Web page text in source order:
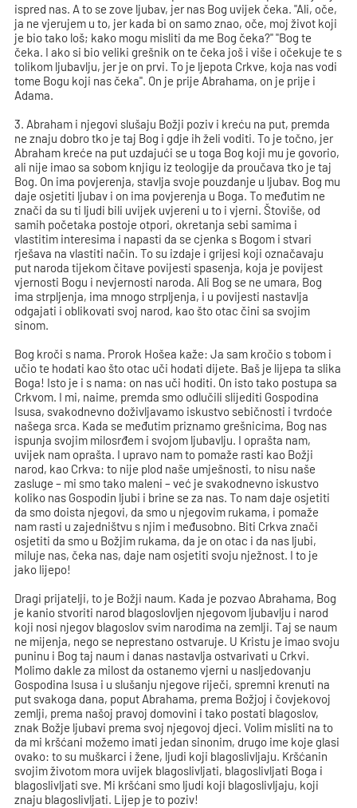
ispred nas. A to se zove ljubav, jer nas Bog uvijek čeka. "Ali, oče,
ja ne vjerujem u to, jer kada bi on samo znao, oče, moj život koji
je bio tako loš; kako mogu misliti da me Bog čeka?" "Bog te
čeka. I ako si bio veliki grešnik on te čeka još i više i očekuje te s
tolikom ljubavlju, jer je on prvi. To je ljepota Crkve, koja nas vodi
tome Bogu koji nas čeka". On je prije Abrahama, on je prije i
Adama.
3. Abraham i njegovi slušaju Božji poziv i kreću na put, premda
ne znaju dobro tko je taj Bog i gdje ih želi voditi. To je točno, jer
Abraham kreće na put uzdajući se u toga Bog koji mu je govorio,
ali nije imao sa sobom knjigu iz teologije da proučava tko je taj
Bog. On ima povjerenja, stavlja svoje pouzdanje u ljubav. Bog mu
daje osjetiti ljubav i on ima povjerenja u Boga. To međutim ne
znači da su ti ljudi bili uvijek uvjereni u to i vjerni. Štoviše, od
samih početaka postoje otpori, okretanja sebi samima i
vlastitim interesima i napasti da se cjenka s Bogom i stvari
rješava na vlastiti način. To su izdaje i grijesi koji označavaju
put naroda tijekom čitave povijesti spasenja, koja je povijest
vjernosti Bogu i nevjernosti naroda. Ali Bog se ne umara, Bog
ima strpljenja, ima mnogo strpljenja, i u povijesti nastavlja
odgajati i oblikovati svoj narod, kao što otac čini sa svojim
sinom.
Bog kroči s nama. Prorok Hošea kaže: Ja sam kročio s tobom i
učio te hodati kao što otac uči hodati dijete. Baš je lijepa ta slika
Boga! Isto je i s nama: on nas uči hoditi. On isto tako postupa sa
Crkvom. I mi, naime, premda smo odlučili slijediti Gospodina
Isusa, svakodnevno doživljavamo iskustvo sebičnosti i tvrdoće
našega srca. Kada se međutim priznamo grešnicima, Bog nas
ispunja svojim milosrđem i svojom ljubavlju. I oprašta nam,
uvijek nam oprašta. I upravo nam to pomaže rasti kao Božji
narod, kao Crkva: to nije plod naše umješnosti, to nisu naše
zasluge – mi smo tako maleni – već je svakodnevno iskustvo
koliko nas Gospodin ljubi i brine se za nas. To nam daje osjetiti
da smo doista njegovi, da smo u njegovim rukama, i pomaže
nam rasti u zajedništvu s njim i međusobno. Biti Crkva znači
osjetiti da smo u Božjim rukama, da je on otac i da nas ljubi,
miluje nas, čeka nas, daje nam osjetiti svoju nježnost. I to je
jako lijepo!
Dragi prijatelji, to je Božji naum. Kada je pozvao Abrahama, Bog
je kanio stvoriti narod blagoslovljen njegovom ljubavlju i narod
koji nosi njegov blagoslov svim narodima na zemlji. Taj se naum
ne mijenja, nego se neprestano ostvaruje. U Kristu je imao svoju
puninu i Bog taj naum i danas nastavlja ostvarivati u Crkvi.
Molimo dakle za milost da ostanemo vjerni u nasljedovanju
Gospodina Isusa i u slušanju njegove riječi, spremni krenuti na
put svakoga dana, poput Abrahama, prema Božjoj i čovjekovoj
zemlji, prema našoj pravoj domovini i tako postati blagoslov,
znak Božje ljubavi prema svoj njegovoj djeci. Volim misliti na to
da mi kršćani možemo imati jedan sinonim, drugo ime koje glasi
ovako: to su muškarci i žene, ljudi koji blagoslivljaju. Kršćanin
svojim životom mora uvijek blagoslivljati, blagoslivljati Boga i
blagoslivljati sve. Mi kršćani smo ljudi koji blagoslivljaju, koji
znaju blagoslivljati. Lijep je to poziv!